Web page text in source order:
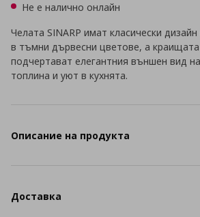
Не е налично онлайн
Челата SINARP имат класически
в тъмни дървесни цветове, а
подчертават елегантния външен вид
топлина и уют в кухнята.
Описание на продукта
Доставка